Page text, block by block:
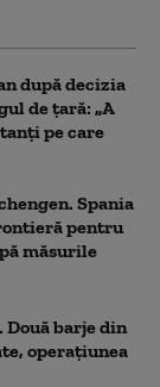
după decizia
de țară: „A
pe care
Spania
pentru
măsurile
Două barje din
operațiunea